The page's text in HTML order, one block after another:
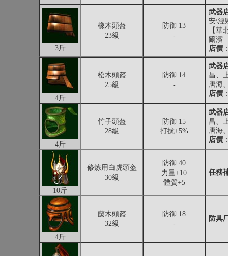
3斤
橡木頭盔
23級
防御 13
-
武器
安\涇
【華
爾濱
店價
4斤
松木頭盔
25級
防御 14
-
武器
昌、
唐海
店價
4斤
竹子頭盔
28級
防御 15
打抗+5%
武器
昌、
唐海
店價
10斤
修炼用白虎頭盔
30級
防御 40
力量+10
體質+5
任務
4斤
藤木頭盔
32級
防御 18
-
防具